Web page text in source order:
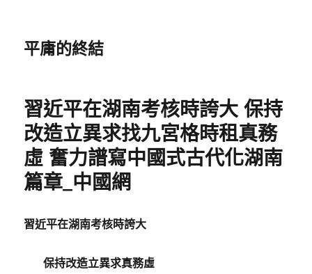
平庸的終結
習近平在湖南考核時誇大 保持
改造立異求找九宮格時租真務
虛 奮力譜寫中國式古代化湖南
篇章_中國網
習近平在湖南考核時誇大
保持改造立異求真務虛